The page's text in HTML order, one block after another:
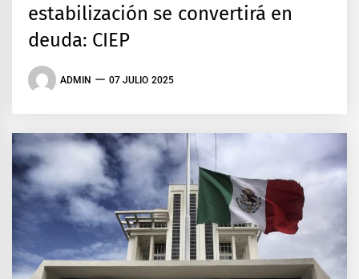
estabilización se convertirá en
deuda: CIEP
ADMIN 07 JULIO 2025